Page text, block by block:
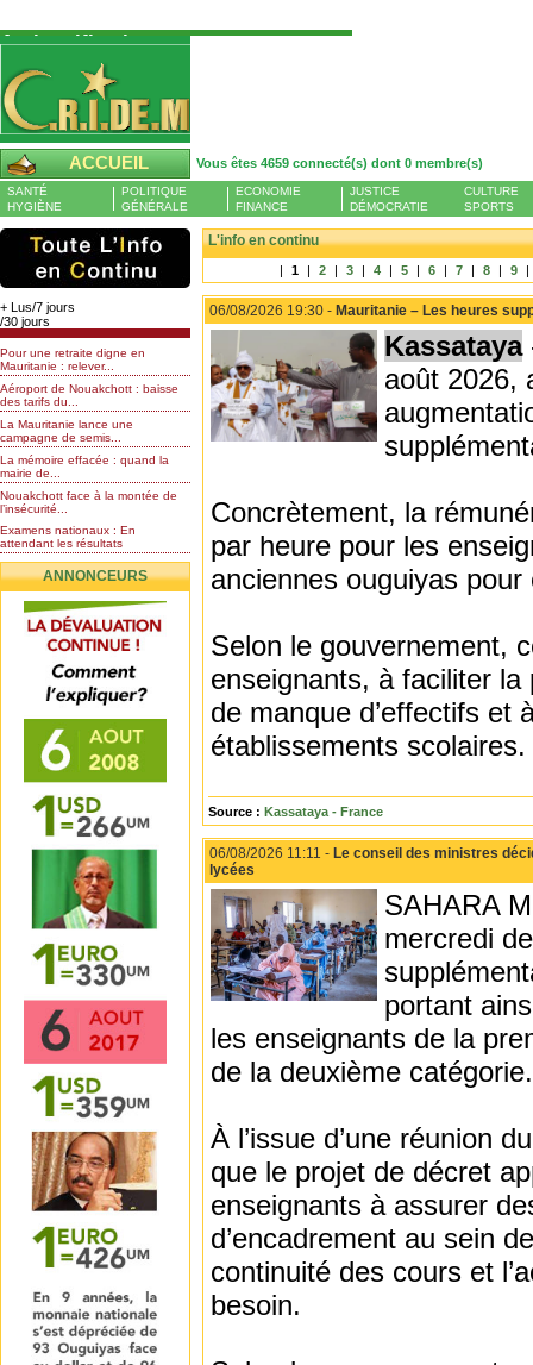
Authentification
Pour S'authentifier veuillez fournir votre
Pseudo et Mot de passer et cliquez sur : Se
connecter
Pseudo
Mot de passe
ACCUEIL Vous êtes 4659 connecté(s) dont 0 membre(s)
Liste des membres en ligne (0)
SANTÉ
HYGIÈNE
POLITIQUE
GÉNÉRALE
ECONOMIE
FINANCE
JUSTICE
DÉMOCRATIE
CULTURE
SPORTS
+ Lus/7 jours
/30 jours
Pour une retraite digne en
Mauritanie : relever...
Aéroport de Nouakchott : baisse
des tarifs du...
La Mauritanie lance une
campagne de semis...
La mémoire effacée : quand la
mairie de...
Nouakchott face à la montée de
l’insécurité...
Examens nationaux : En
attendant les résultats
Nomination de l’Honorable Diye
Ba au poste de...
Mauritanie : les résultats du
baccalauréat 2026...
Mauritanie : Les 10 premiers au
BEPC 2026
Un syndicat de l’enseignement
rejette la...
ANNONCEURS
L'info en continu
| 1 | 2 | 3 | 4 | 5 | 6 | 7 | 8 | 9 |
06/08/2026 19:30 - Mauritanie – Les heures
Kassataya
août 2026,
Concrètement, la
par heure pour les
anciennes ouguiyas
Selon le gouvernement,
enseignants, à faciliter
de manque d’effectifs et
établissements scolaires.
Source : Kassataya - France
06/08/2026 11:11 - Le conseil des ministres
lycées
SAHARA
mercredi
portant
les enseignants de la
de la deuxième catégorie.
À l’issue d’une réunion
que le projet de décret
enseignants à assurer
d’encadrement au sein
continuité des cours et
besoin.